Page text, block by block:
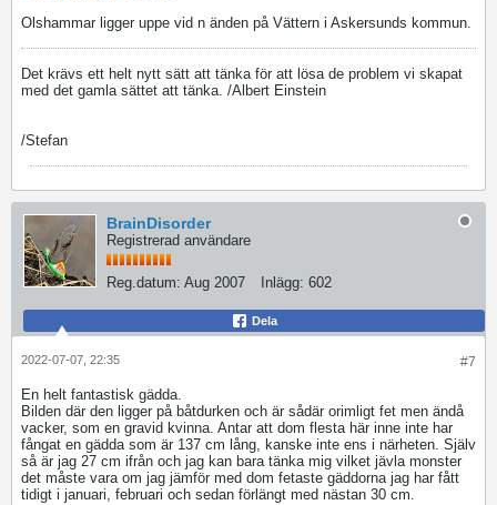
Olshammar ligger uppe vid n änden på Vättern i Askersunds kommun.
Det krävs ett helt nytt sätt att tänka för att lösa de problem vi skapat
med det gamla sättet att tänka. /Albert Einstein
/Stefan
BrainDisorder
Registrerad användare
Reg.datum: Aug 2007 Inlägg: 602
Dela
#7
2022-07-07, 22:35
En helt fantastisk gädda.
Bilden där den ligger på båtdurken och är sådär orimligt fet men ändå
vacker, som en gravid kvinna. Antar att dom flesta här inne inte har
fångat en gädda som är 137 cm lång, kanske inte ens i närheten. Själv
så är jag 27 cm ifrån och jag kan bara tänka mig vilket jävla monster
det måste vara om jag jämför med dom fetaste gäddorna jag har fått
tidigt i januari, februari och sedan förlängt med nästan 30 cm.